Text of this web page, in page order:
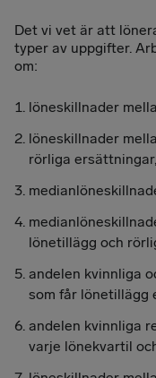
Det vi vet är att
typer av uppgifter.
om:
löneskillnader
löneskillnader
rörliga ersättningar,
lönetillägg och
andelen kvinnliga
som får lönetillägg
andelen kvinnliga
varje lönekvartil